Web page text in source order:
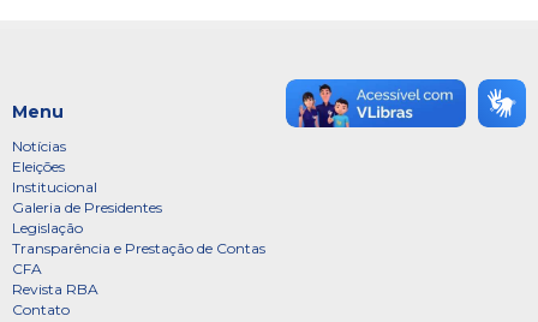
Menu
Notícias
Eleições
Institucional
Galeria de Presidentes
Legislação
Transparência e Prestação de Contas
CFA
Revista RBA
Contato